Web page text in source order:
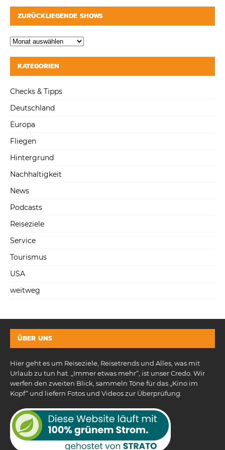
ZURÜCKLIEGENDE SHOWS
KATEGORIEN
Checks & Tipps
Deutschland
Europa
Fliegen
Hintergrund
Nachhaltigkeit
News
Podcasts
Reiseziele
Service
Tourismus
USA
weitweg
ÜBER UNS
Hier geht es um Reiseziele, Reisetrends und Alles, was mit
Urlaub zu tun hat. „Immer etwas mehr“, ist unser Credo. Wir
werfen den zweiten Blick, sammeln Töne für das „Kino im
Kopf“ und liefern Fotos und Videos zur Überprüfung.